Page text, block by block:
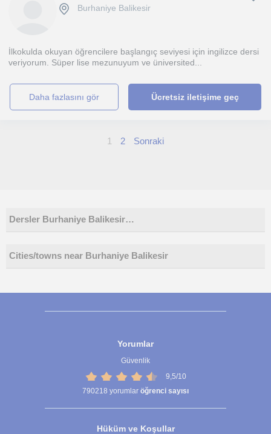
Burhaniye Balikesir
İlkokulda okuyan öğrencilere başlangıç seviyesi için ingilizce dersi
veriyorum. Süper lise mezunuyum ve üniversited...
daha fazlasını gör Ücretsiz iletişime geç
1 2 Sonraki
Dersler Burhaniye Balikesir…
Cities/towns near Burhaniye Balikesir
Yorumlar
Güvenlik
9,5/10
790218 yorumlar öğrenci sayısı
Hüküm ve Koşullar